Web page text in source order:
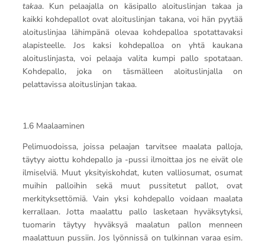
takaa. Kun pelaajalla on käsipallo aloituslinjan takaa ja
kaikki kohdepallot ovat aloituslinjan takana, voi hän pyytää
aloituslinjaa lähimpänä olevaa kohdepalloa spotattavaksi
alapisteelle. Jos kaksi kohdepalloa on yhtä kaukana
aloituslinjasta, voi pelaaja valita kumpi pallo spotataan.
Kohdepallo, joka on täsmälleen aloituslinjalla on
pelattavissa aloituslinjan takaa.
1.6 Maalaaminen
Pelimuodoissa, joissa pelaajan tarvitsee maalata palloja,
täytyy aiottu kohdepallo ja -pussi ilmoittaa jos ne eivät ole
ilmiselviä. Muut yksityiskohdat, kuten valliosumat, osumat
muihin palloihin sekä muut pussitetut pallot, ovat
merkityksettömiä. Vain yksi kohdepallo voidaan maalata
kerrallaan. Jotta maalattu pallo lasketaan hyväksytyksi,
tuomarin täytyy hyväksyä maalatun pallon menneen
maalattuun pussiin. Jos lyönnissä on tulkinnan varaa esim.